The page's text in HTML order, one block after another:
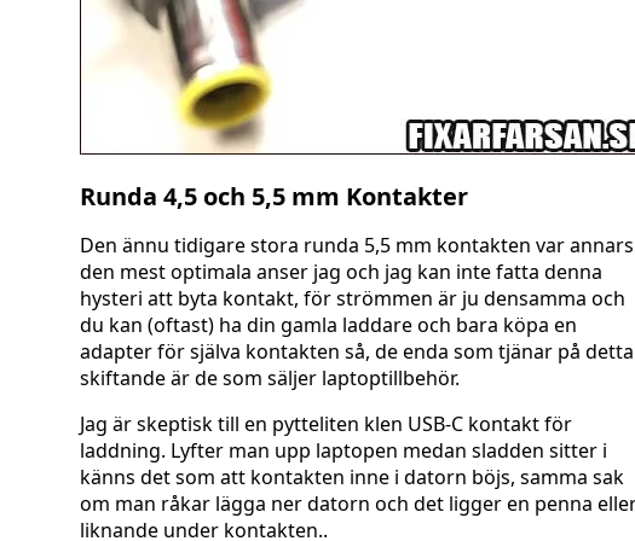
Runda 4,5 och 5,5 mm Kontakter
Den ännu tidigare stora runda 5,5 mm kontakten var annars
den mest optimala anser jag och jag kan inte fatta denna
hysteri att byta kontakt, för strömmen är ju densamma och
du kan (oftast) ha din gamla laddare och bara köpa en
adapter för själva kontakten så, de enda som tjänar på detta
skiftande är de som säljer laptoptillbehör.
Jag är skeptisk till en pytteliten klen USB-C kontakt för
laddning. Lyfter man upp laptopen medan sladden sitter i
känns det som att kontakten inne i datorn böjs, samma sak
om man råkar lägga ner datorn och det ligger en penna
liknande under kontakten..